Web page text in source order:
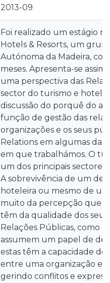
2013-09
Foi realizado um estágio
Hotels & Resorts, um
Autónoma da Madeira,
meses. Apresenta-se
uma perspectiva das
sector do turismo e
discussão do porquê do
função de gestão das
organizações e os seus
Relations em algumas das
em que trabalhámos. O
um dos principais
A sobrevivência de um
hoteleira ou mesmo de
muito da percepção que
têm da qualidade dos seus
Relações Públicas, como
assumem um papel de
estas têm a capacidade
entre uma organização e
gerindo conflitos e